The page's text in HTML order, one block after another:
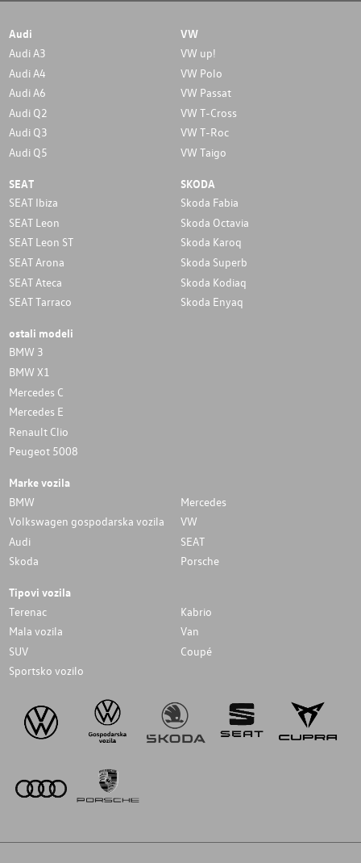
Audi
Audi A3
Audi A4
Audi A6
Audi Q2
Audi Q3
Audi Q5
VW
VW up!
VW Polo
VW Passat
VW T-Cross
VW T-Roc
VW Taigo
SEAT
SEAT Ibiza
SEAT Leon
SEAT Leon ST
SEAT Arona
SEAT Ateca
SEAT Tarraco
SKODA
Skoda Fabia
Skoda Octavia
Skoda Karoq
Skoda Superb
Skoda Kodiaq
Skoda Enyaq
ostali modeli
BMW 3
BMW X1
Mercedes C
Mercedes E
Renault Clio
Peugeot 5008
Marke vozila
BMW
Mercedes
Volkswagen gospodarska vozila
VW
Audi
SEAT
Skoda
Porsche
Tipovi vozila
Terenac
Kabrio
Mala vozila
Van
SUV
Coupé
Sportsko vozilo